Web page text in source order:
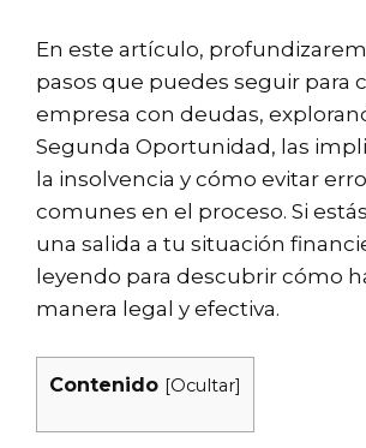
En este artículo,
pasos que puedes seguir para
empresa con deudas,
Segunda Oportunidad, las
la insolvencia y cómo evitar
comunes en el proceso. Si
una salida a tu situación
leyendo para descubrir cómo
manera legal y efectiva.
Contenido [Ocultar]